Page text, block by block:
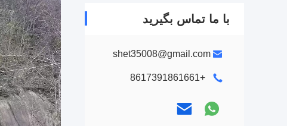
با ما تماس بگیرید
shet35008@gmail.com
+8617391861661